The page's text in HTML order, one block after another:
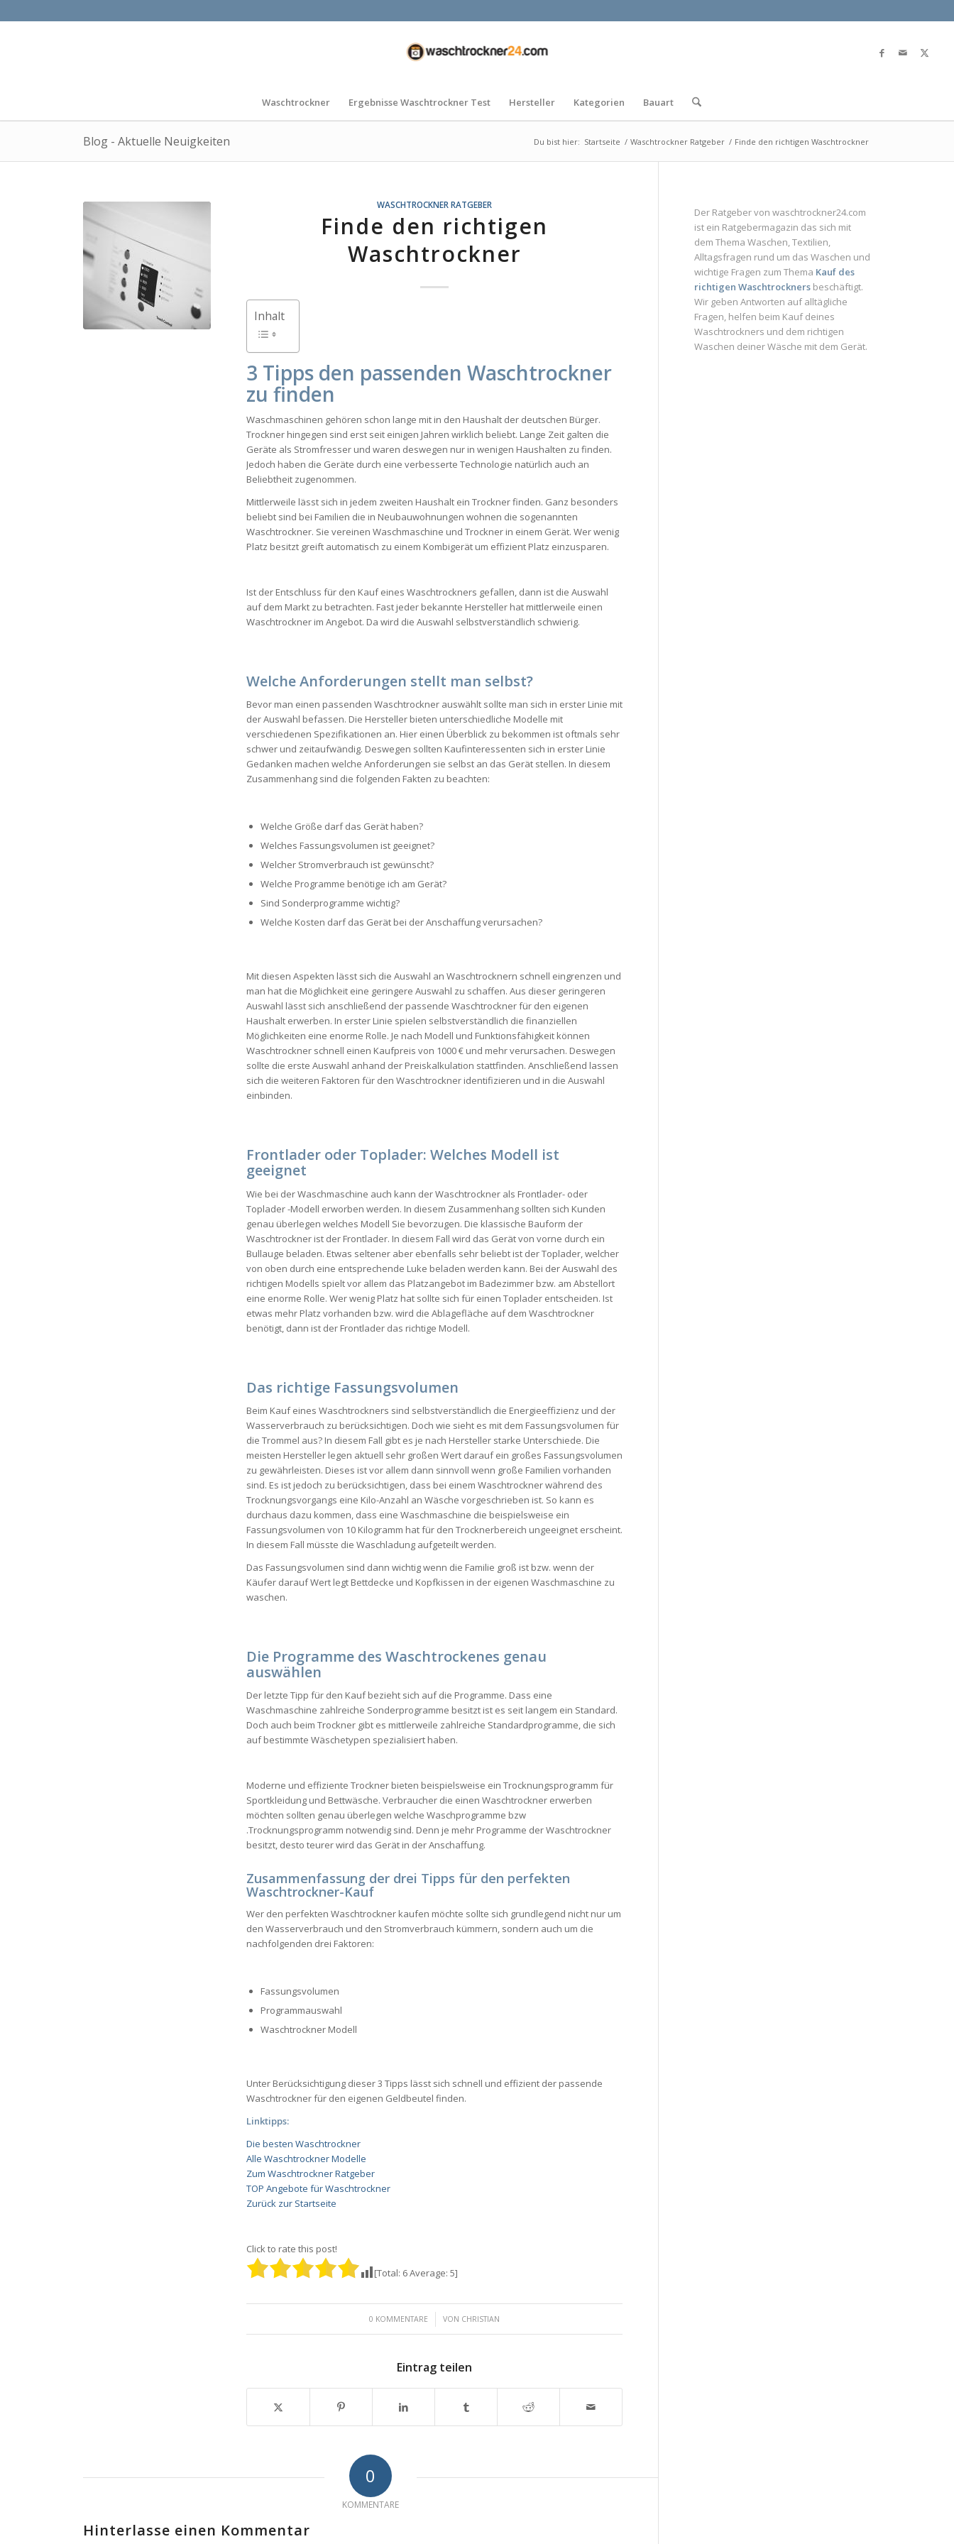
Waschtrockner Ergebnisse Waschtrockner Test Hersteller Kategorien Bauart
Blog - Aktuelle Neuigkeiten Du bist hier: Startseite / Waschtrockner Ratgeber / Finde den richtigen Waschtrockner
WASCHTROCKNER RATGEBER
Finde den richtigen
Waschtrockner
Inhalt
3 Tipps den passenden Waschtrockner
zu finden
Waschmaschinen gehören schon lange mit in den Haushalt der deutschen Bürger.
Trockner hingegen sind erst seit einigen Jahren wirklich beliebt. Lange Zeit galten die
Geräte als Stromfresser und waren deswegen nur in wenigen Haushalten zu finden.
Jedoch haben die Geräte durch eine verbesserte Technologie natürlich auch an
Beliebtheit zugenommen.
Mittlerweile lässt sich in jedem zweiten Haushalt ein Trockner finden. Ganz besonders
beliebt sind bei Familien die in Neubauwohnungen wohnen die sogenannten
Waschtrockner. Sie vereinen Waschmaschine und Trockner in einem Gerät. Wer wenig
Platz besitzt greift automatisch zu einem Kombigerät um effizient Platz einzusparen.
Ist der Entschluss für den Kauf eines Waschtrockners gefallen, dann ist die Auswahl
auf dem Markt zu betrachten. Fast jeder bekannte Hersteller hat mittlerweile einen
Waschtrockner im Angebot. Da wird die Auswahl selbstverständlich schwierig.
Welche Anforderungen stellt man selbst?
Bevor man einen passenden Waschtrockner auswählt sollte man sich in erster Linie mit
der Auswahl befassen. Die Hersteller bieten unterschiedliche Modelle mit
verschiedenen Spezifikationen an. Hier einen Überblick zu bekommen ist oftmals sehr
schwer und zeitaufwändig. Deswegen sollten Kaufinteressenten sich in erster Linie
Gedanken machen welche Anforderungen sie selbst an das Gerät stellen. In diesem
Zusammenhang sind die folgenden Fakten zu beachten:
Welche Größe darf das Gerät haben?
Welches Fassungsvolumen ist geeignet?
Welcher Stromverbrauch ist gewünscht?
Welche Programme benötige ich am Gerät?
Sind Sonderprogramme wichtig?
Welche Kosten darf das Gerät bei der Anschaffung verursachen?
Mit diesen Aspekten lässt sich die Auswahl an Waschtrocknern schnell eingrenzen und
man hat die Möglichkeit eine geringere Auswahl zu schaffen. Aus dieser geringeren
Auswahl lässt sich anschließend der passende Waschtrockner für den eigenen
Haushalt erwerben. In erster Linie spielen selbstverständlich die finanziellen
Möglichkeiten eine enorme Rolle. Je nach Modell und Funktionsfähigkeit können
Waschtrockner schnell einen Kaufpreis von 1000 € und mehr verursachen. Deswegen
sollte die erste Auswahl anhand der Preiskalkulation stattfinden. Anschließend lassen
sich die weiteren Faktoren für den Waschtrockner identifizieren und in die Auswahl
einbinden.
Frontlader oder Toplader: Welches Modell ist
geeignet
Wie bei der Waschmaschine auch kann der Waschtrockner als Frontlader- oder
Toplader -Modell erworben werden. In diesem Zusammenhang sollten sich Kunden
genau überlegen welches Modell Sie bevorzugen. Die klassische Bauform der
Waschtrockner ist der Frontlader. In diesem Fall wird das Gerät von vorne durch ein
Bullauge beladen. Etwas seltener aber ebenfalls sehr beliebt ist der Toplader, welcher
von oben durch eine entsprechende Luke beladen werden kann. Bei der Auswahl des
richtigen Modells spielt vor allem das Platzangebot im Badezimmer bzw. am Abstellort
eine enorme Rolle. Wer wenig Platz hat sollte sich für einen Toplader entscheiden. Ist
etwas mehr Platz vorhanden bzw. wird die Ablagefläche auf dem Waschtrockner
benötigt, dann ist der Frontlader das richtige Modell.
Das richtige Fassungsvolumen
Beim Kauf eines Waschtrockners sind selbstverständlich die Energieeffizienz und der
Wasserverbrauch zu berücksichtigen. Doch wie sieht es mit dem Fassungsvolumen für
die Trommel aus? In diesem Fall gibt es je nach Hersteller starke Unterschiede. Die
meisten Hersteller legen aktuell sehr großen Wert darauf ein großes Fassungsvolumen
zu gewährleisten. Dieses ist vor allem dann sinnvoll wenn große Familien vorhanden
sind. Es ist jedoch zu berücksichtigen, dass bei einem Waschtrockner während des
Trocknungsvorgangs eine Kilo-Anzahl an Wäsche vorgeschrieben ist. So kann es
durchaus dazu kommen, dass eine Waschmaschine die beispielsweise ein
Fassungsvolumen von 10 Kilogramm hat für den Trocknerbereich ungeeignet erscheint.
In diesem Fall müsste die Waschladung aufgeteilt werden.
Das Fassungsvolumen sind dann wichtig wenn die Familie groß ist bzw. wenn der
Käufer darauf Wert legt Bettdecke und Kopfkissen in der eigenen Waschmaschine zu
waschen.
Die Programme des Waschtrockenes genau
auswählen
Der letzte Tipp für den Kauf bezieht sich auf die Programme. Dass eine
Waschmaschine zahlreiche Sonderprogramme besitzt ist es seit langem ein Standard.
Doch auch beim Trockner gibt es mittlerweile zahlreiche Standardprogramme, die sich
auf bestimmte Wäschetypen spezialisiert haben.
Moderne und effiziente Trockner bieten beispielsweise ein Trocknungsprogramm für
Sportkleidung und Bettwäsche. Verbraucher die einen Waschtrockner erwerben
möchten sollten genau überlegen welche Waschprogramme bzw
.Trocknungsprogramm notwendig sind. Denn je mehr Programme der Waschtrockner
besitzt, desto teurer wird das Gerät in der Anschaffung.
Zusammenfassung der drei Tipps für den perfekten
Waschtrockner-Kauf
Wer den perfekten Waschtrockner kaufen möchte sollte sich grundlegend nicht nur um
den Wasserverbrauch und den Stromverbrauch kümmern, sondern auch um die
nachfolgenden drei Faktoren:
Fassungsvolumen
Programmauswahl
Waschtrockner Modell
Unter Berücksichtigung dieser 3 Tipps lässt sich schnell und effizient der passende
Waschtrockner für den eigenen Geldbeutel finden.
Linktipps:
Die besten Waschtrockner
Alle Waschtrockner Modelle
Zum Waschtrockner Ratgeber
TOP Angebote für Waschtrockner
Zurück zur Startseite
Click to rate this post!
[Total: 6Average:5]
0 KOMMENTARE
/ VON CHRISTIAN
Eintrag teilen
0
KOMMENTARE
Hinterlasse einen Kommentar
Der Ratgeber vonwaschtrockner24.com
ist ein Ratgebermagazin das sich mit
dem Thema Waschen, Textilien,
Alltagsfragen rund um das Waschen und
wichtige Fragen zum Thema Kauf des
richtigen Waschtrockners beschäftigt.
Wir geben Antworten auf alltägliche
Fragen, helfen beim Kauf deines
Waschtrockners und dem richtigen
Waschen deiner Wäsche mit dem Gerät.